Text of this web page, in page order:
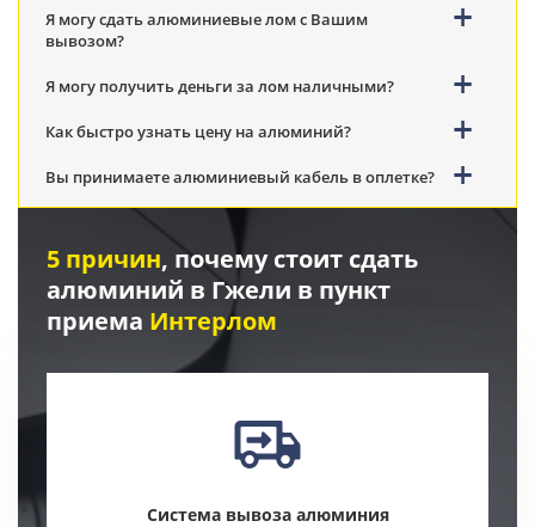
Я могу сдать алюминиевые лом с Вашим
вывозом?
Я могу получить деньги за лом наличными?
Как быстро узнать цену на алюминий?
Вы принимаете алюминиевый кабель в оплетке?
5 причин, почему стоит сдать
алюминий в Гжели в пункт
приема Интерлом
Система вывоза алюминия